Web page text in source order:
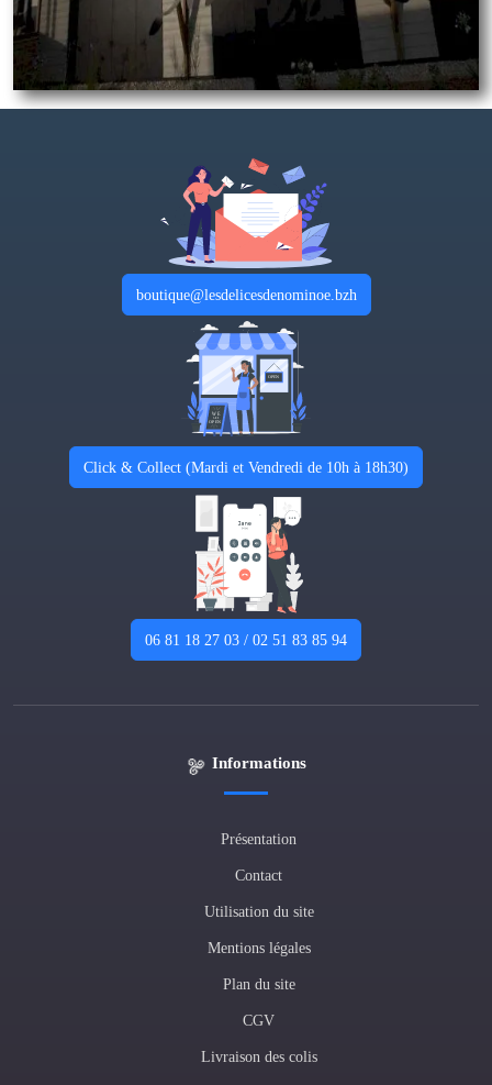
boutique@lesdelicesdenominoe.bzh
Click & Collect (Mardi et Vendredi de 10h à 18h30)
06 81 18 27 03 / 02 51 83 85 94
Informations
Présentation
Contact
Utilisation du site
Mentions légales
Plan du site
CGV
Livraison des colis